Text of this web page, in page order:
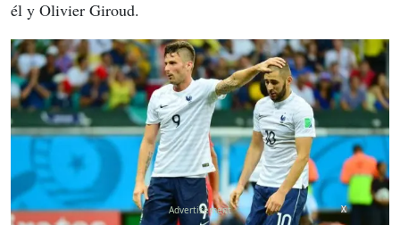
él y Olivier Giroud.
X